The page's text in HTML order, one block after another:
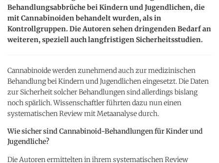
Behandlungsabbrüche bei Kindern und Jugendlichen, die
mit Cannabinoiden behandelt wurden, als in
Kontrollgruppen. Die Autoren sehen dringenden Bedarf an
weiteren, speziell auch langfristigen Sicherheitsstudien.
Cannabinoide werden zunehmend auch zur medizinischen
Behandlung bei Kindern und Jugendlichen eingesetzt. Die Daten
zur Sicherheit solcher Behandlungen sind allerdings bislang
noch spärlich. Wissenschaftler führten dazu nun einen
systematischen Review mit Metaanalyse durch.
Wie sicher sind Cannabinoid-Behandlungen für Kinder und
Jugendliche?
Die Autoren ermittelten in ihrem systematischen Review